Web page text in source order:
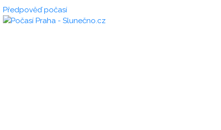
Předpověď počasí